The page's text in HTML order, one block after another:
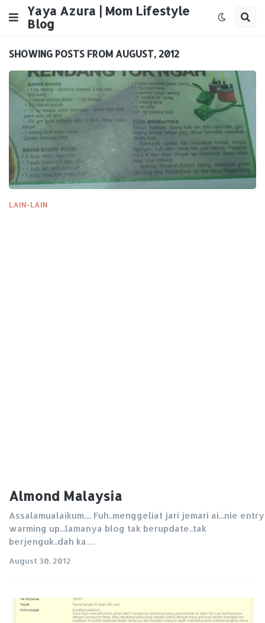
Yaya Azura | Mom Lifestyle
Blog
SHOWING POSTS FROM AUGUST, 2012
LAIN-LAIN
Almond Malaysia
Assalamualaikum.... Fuh..menggeliat jari jemari ai...nie entry
warming up...lamanya blog tak berupdate..tak
berjenguk..dah ka…
August 30, 2012